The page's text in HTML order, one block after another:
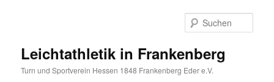
Leichtathletik in Frankenberg
Turn und Sportverein Hessen 1848 Frankenberg Eder e.V.